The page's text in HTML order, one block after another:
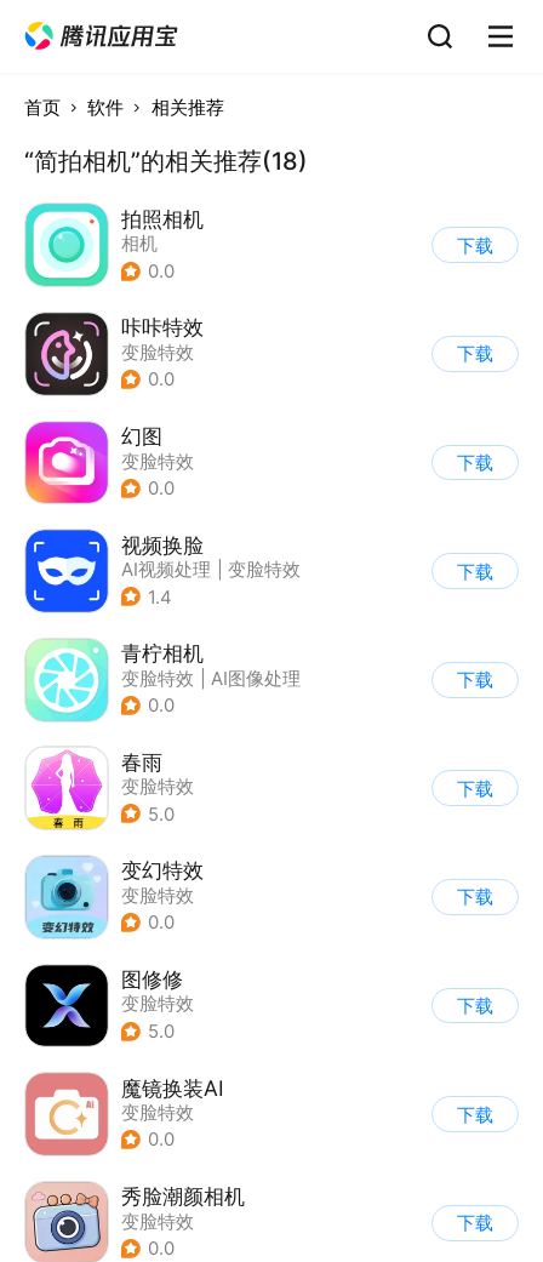
首页 软件 相关推荐
“简拍相机”的相关推荐(18)
拍照相机
相机
0.0
下载
咔咔特效
变脸特效
0.0
下载
幻图
变脸特效
0.0
下载
视频换脸
AI视频处理
变脸特效
1.4
下载
青柠相机
变脸特效
AI图像处理
0.0
下载
春雨
变脸特效
5.0
下载
变幻特效
变脸特效
0.0
下载
图修修
变脸特效
5.0
下载
魔镜换装AI
变脸特效
0.0
下载
秀脸潮颜相机
变脸特效
0.0
下载